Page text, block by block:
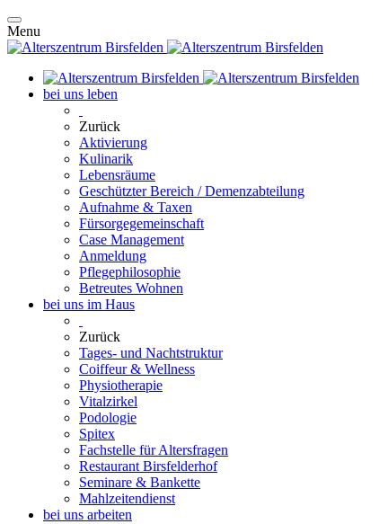
Menu
bei uns leben
Zurück
Aktivierung
Kulinarik
Lebensräume
Geschützter Bereich / Demenzabteilung
Aufnahme & Taxen
Fürsorgegemeinschaft
Case Management
Anmeldung
Pflegephilosophie
Betreutes Wohnen
bei uns im Haus
Zurück
Tages- und Nachtstruktur
Coiffeur & Wellness
Physiotherapie
Vitalzirkel
Podologie
Spitex
Fachstelle für Altersfragen
Restaurant Birsfelderhof
Seminare & Bankette
Mahlzeitendienst
bei uns arbeiten